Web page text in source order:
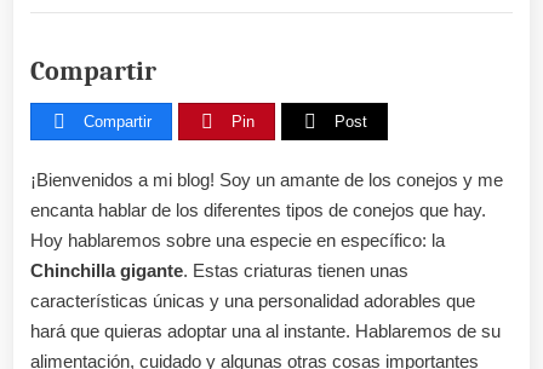
Cerca
Compartir
Compartir Pin Post
¡Bienvenidos a mi blog! Soy un amante de los conejos y me
encanta hablar de los diferentes tipos de conejos que hay.
Hoy hablaremos sobre una especie en específico: la
Chinchilla gigante. Estas criaturas tienen unas
características únicas y una personalidad adorables que
hará que quieras adoptar una al instante. Hablaremos de su
alimentación, cuidado y algunas otras cosas importantes